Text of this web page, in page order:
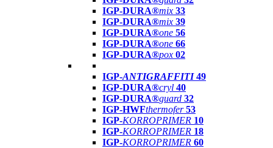
IGP-DURA®mix 33
IGP-DURA®mix 39
IGP-DURA®one 56
IGP-DURA®one 66
IGP-DURA®pox 02
IGP-ANTIGRAFFITI49
IGP-DURA®cryl 40
IGP-DURA®guard 32
IGP-HWFthermofer 53
IGP-KORROPRIMER 10
IGP-KORROPRIMER 18
IGP-KORROPRIMER 60